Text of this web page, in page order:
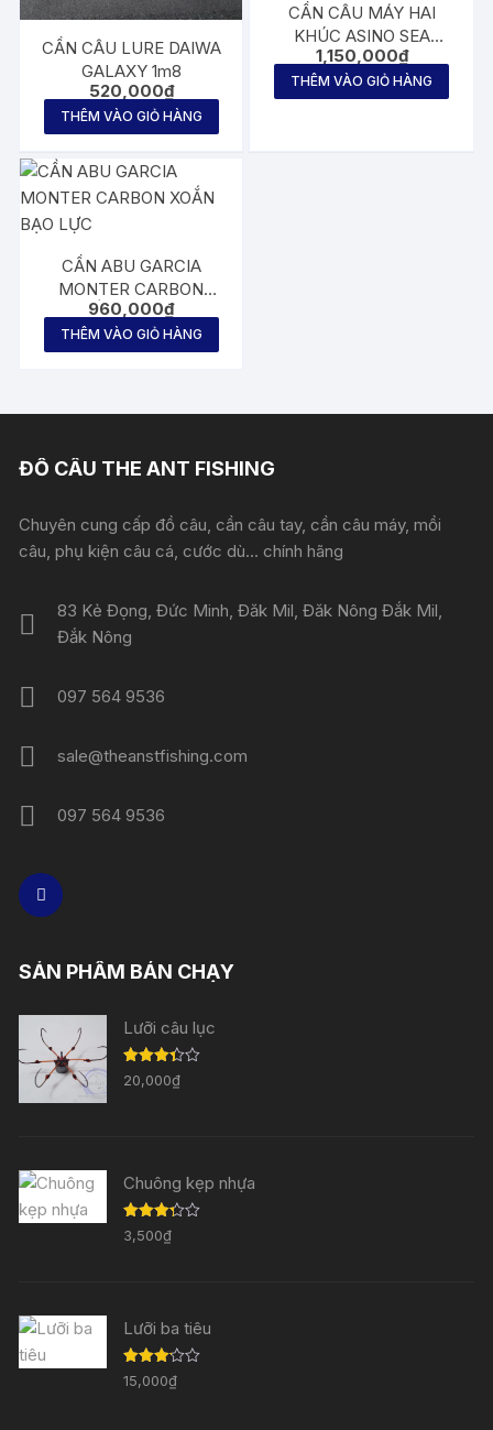
CẦN CÂU LURE DAIWA
GALAXY 1m8
520,000₫
THÊM VÀO GIỎ HÀNG
CẦN CÂU MÁY HAI
KHÚC ASINO SEA
SLICKER IMPETUS 2m1
1,150,000₫
THÊM VÀO GIỎ HÀNG
CẦN ABU GARCIA
MONTER CARBON
XOẮN BẠO LỰC
960,000₫
THÊM VÀO GIỎ HÀNG
ĐỒ CÂU THE ANT FISHING
Chuyên cung cấp đồ câu, cần câu tay, cần câu máy, mồi
câu, phụ kiện câu cá, cước dù... chính hãng
83 Kẻ Đọng, Đức Minh, Đăk Mil, Đăk Nông Đắk Mil,
Đắk Nông
097 564 9536
sale@theanstfishing.com
097 564 9536
SẢN PHẨM BÁN CHẠY
Lưỡi câu lục
Được
xếp
20,000₫
Chuông kẹp nhựa
Được
xếp
3,500₫
Lưỡi ba tiêu
Được
xếp
15,000₫